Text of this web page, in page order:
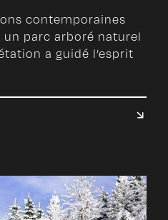
contemporaines
un parc arboré naturel
a guidé l’esprit